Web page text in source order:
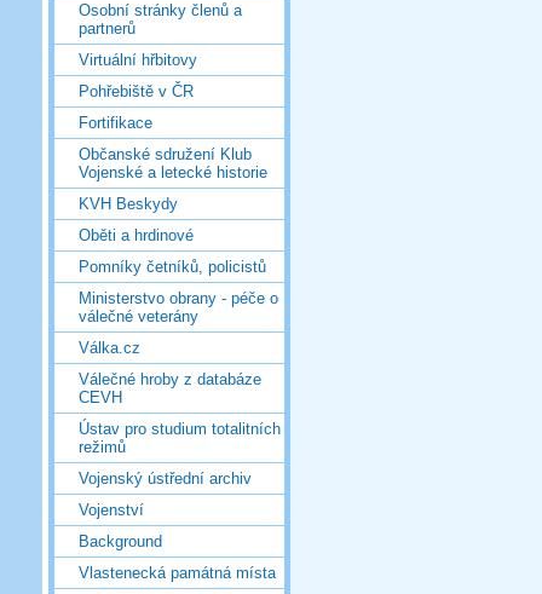
Osobní stránky členů a
partnerů
Virtuální hřbitovy
Pohřebiště v ČR
Fortifikace
Občanské sdružení Klub
Vojenské a letecké historie
KVH Beskydy
Oběti a hrdinové
Pomníky četníků, policistů
Ministerstvo obrany - péče o
válečné veterány
Válka.cz
Válečné hroby z databáze
CEVH
Ústav pro studium totalitních
režimů
Vojenský ústřední archiv
Vojenství
Background
Vlastenecká památná místa